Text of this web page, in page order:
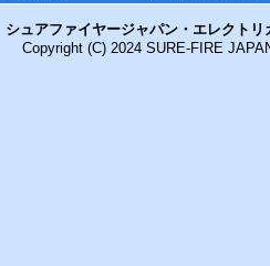
シュアファイヤージャパン・エレクトリ
Copyright (C) 2024 SURE-FIRE